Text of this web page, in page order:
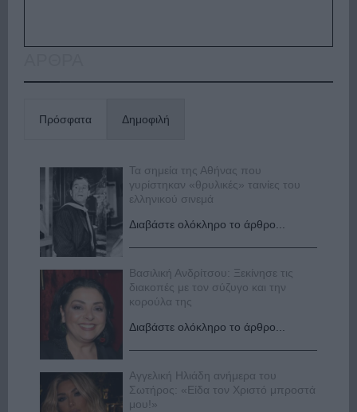
Πρόσφατα Δημοφιλή
Τα σημεία της Αθήνας που
γυρίστηκαν «θρυλικές» ταινίες του
ελληνικού σινεμά
Διαβάστε ολόκληρο το άρθρο...
Βασιλική Ανδρίτσου: Ξεκίνησε τις
διακοπές με τον σύζυγο και την
κορούλα της
Διαβάστε ολόκληρο το άρθρο...
Αγγελική Ηλιάδη ανήμερα του
Σωτήρος: «Είδα τον Χριστό μπροστά
μου!»